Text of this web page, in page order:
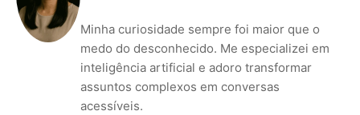
Minha curiosidade sempre foi maior que o
medo do desconhecido. Me especializei em
inteligência artificial e adoro transformar
assuntos complexos em conversas
acessíveis.